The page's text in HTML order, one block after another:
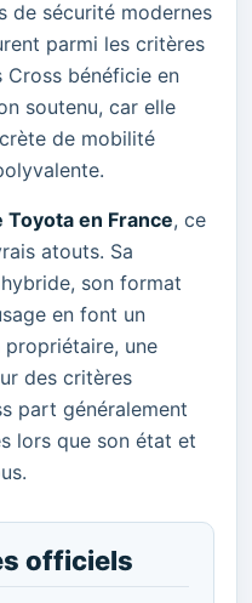
de sécurité modernes
parmi les critères
Cross bénéficie en
soutenu, car elle
de mobilité
Toyota en France, ce
atouts. Sa
son format
en font un
propriétaire, une
des critères
part généralement
lors que son état et
officiels